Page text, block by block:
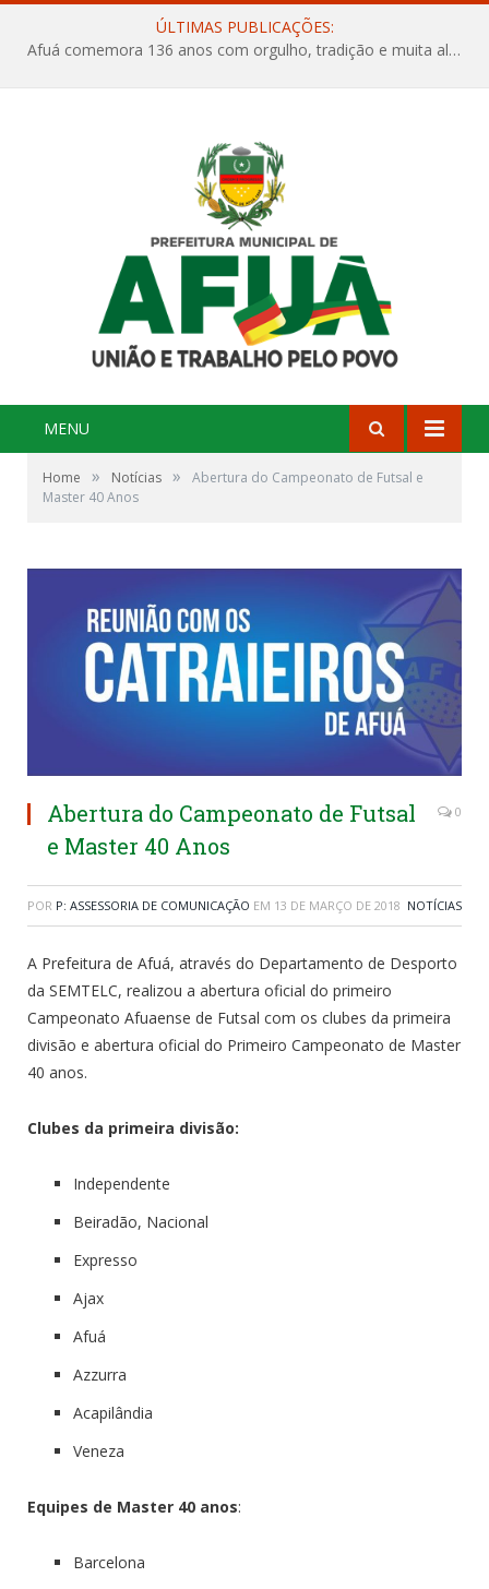
ÚLTIMAS PUBLICAÇÕES:
Afuá comemora 136 anos com orgulho, tradição e muita alegria na Quadra Dr. Nelson Salomão
MENU
Home » Notícias »
Abertura do Campeonato de Futsal e
Master 40 Anos
Abertura do Campeonato de Futsal
e Master 40 Anos
0
POR P: ASSESSORIA DE COMUNICAÇÃO EM 13 DE MARÇO DE 2018 NOTÍCIAS
A Prefeitura de Afuá, através do Departamento de Desporto
da SEMTELC, realizou a abertura oficial do primeiro
Campeonato Afuaense de Futsal com os clubes da primeira
divisão e abertura oficial do Primeiro Campeonato de Master
40 anos.
Clubes da primeira divisão:
Independente
Beiradão, Nacional
Expresso
Ajax
Afuá
Azzurra
Acapilândia
Veneza
Equipes de Master 40 anos:
Barcelona